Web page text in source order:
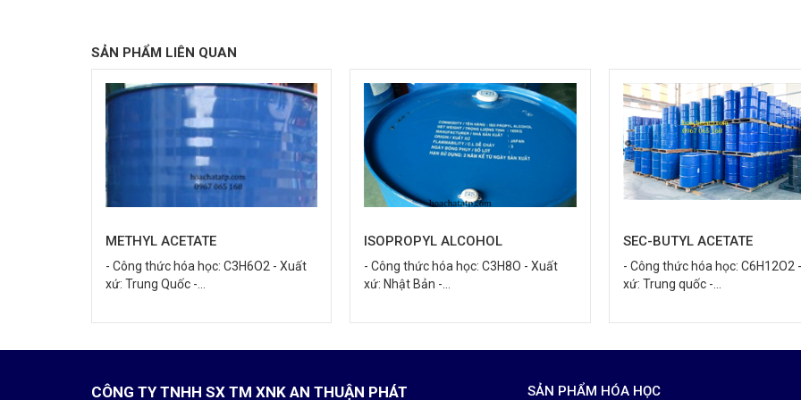
SẢN PHẨM LIÊN QUAN
ISOPROPYL ALCOHOL
- Công thức hóa học: C3H8O - Xuất
xứ: Nhật Bản -...
SEC-BUTYL ACETATE
- Công thức hóa học: C6H12O2 - Xuất
xứ: Trung quốc -...
METHYL ETHYL KETONE
- Công thức hóa học: C4H8O -
xứ: Nhật Bản/...
CÔNG TY TNHH SX TM XNK AN THUẬN PHÁT SẢN PHẨM HÓA HỌC